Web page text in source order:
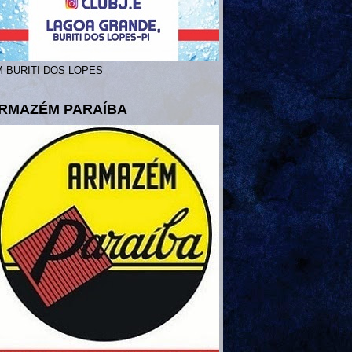
BURITI DOS LOPES
PARAÍBA